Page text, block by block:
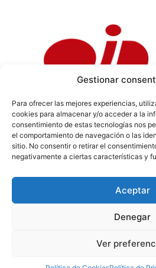
Gestionar
Para ofrecer las mejores experiencias,
cookies para almacenar y/o acceder a la
consentimiento de estas tecnologías nos
el comportamiento de navegación o las
sitio. No consentir o retirar el
negativamente a ciertas características y
Aceptar
Denegar
Ver
Política de Privacidad|
Legal|Codi ètic